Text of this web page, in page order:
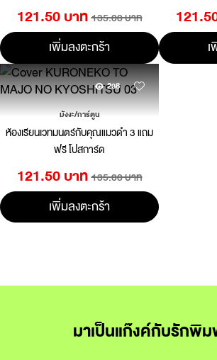
121.50 บาท 135.00 บาท
เพิ่มลงตะกร้า
238
มังงะ/การ์ตูน
ห้องเรียนเวทมนตร์กับคุณแมวดำ 3 แถม
ฟรี โปสการ์ด
121.50 บาท 135.00 บาท
เพิ่มลงตะกร้า
มาเป็นแก๊งค์กับรักพิ